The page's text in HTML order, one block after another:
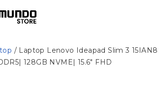
/ Laptop Lenovo Ideapad Slim 3 15IAN8
128GB NVME| 15.6″ FHD